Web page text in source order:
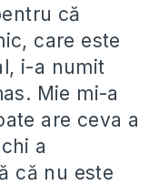
că
care este
i-a numit
Mie mi-a
are ceva a
a
că nu este